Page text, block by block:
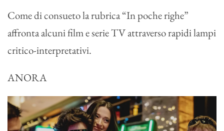
Come di consueto la rubrica “In poche righe”
affronta alcuni film e serie TV attraverso rapidi lampi
critico-interpretativi.
ANORA